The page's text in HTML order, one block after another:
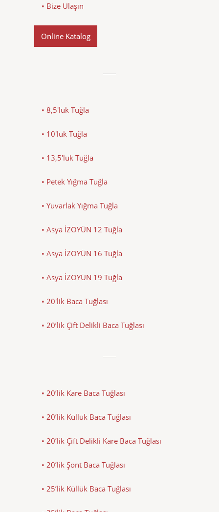
• Bize Ulaşın
Online Katalog
• 8,5'luk Tuğla
• 10'luk Tuğla
• 13,5'luk Tuğla
• Petek Yığma Tuğla
• Yuvarlak Yığma Tuğla
• Asya İZOYÜN 12 Tuğla
• Asya İZOYÜN 16 Tuğla
• Asya İZOYÜN 19 Tuğla
• 20'lik Baca Tuğlası
• 20’lik Çift Delikli Baca Tuğlası
• 20’lik Kare Baca Tuğlası
• 20’lik Küllük Baca Tuğlası
• 20’lik Çift Delikli Kare Baca Tuğlası
• 20’lik Şönt Baca Tuğlası
• 25’lik Küllük Baca Tuğlası